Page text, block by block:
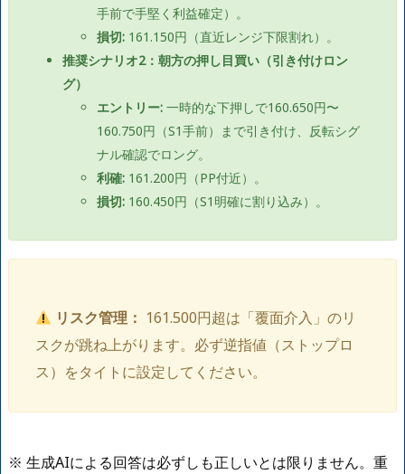
手前で手堅く利益確定）。
損切: 161.150円（直近レンジ下限割れ）。
推奨シナリオ2：朝方の押し目買い（引き付けロン
グ）
エントリー: 一時的な下押しで160.650円〜
160.750円（S1手前）まで引き付け、反転シグ
ナル確認でロング。
利確: 161.200円（PP付近）。
損切: 160.450円（S1明確に割り込み）。
リスク管理： 161.500円超は「覆面介入」のリ
スクが跳ね上がります。必ず逆指値（ストップロ
ス）をタイトに設定してください。
※ 生成AIによる回答は必ずしも正しいとは限りません。重